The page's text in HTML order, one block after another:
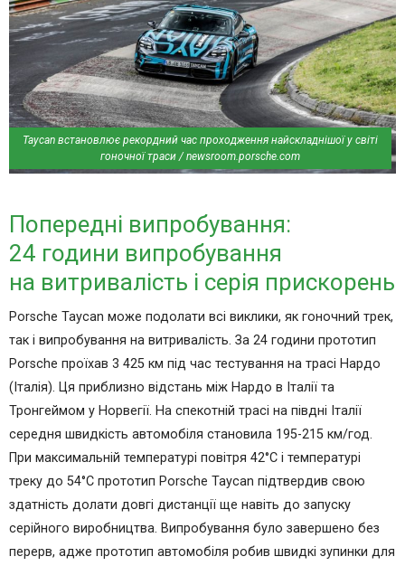
Taycan встановлює рекордний час проходження найскладнішої у світі
гоночної траси / newsroom.porsche.com
Попередні випробування:
24 години випробування
на витривалість і серія прискорень
Porsche Taycan може подолати всі виклики, як гоночний трек,
так і випробування на витривалість. За 24 години прототип
Porsche проїхав 3 425 км під час тестування на трасі Нардо
(Італія). Ця приблизно відстань між Нардо в Італії та
Тронгеймом у Норвегії. На спекотній трасі на півдні Італії
середня швидкість автомобіля становила 195-215 км/год.
При максимальній температурі повітря 42°С і температурі
треку до 54°С прототип Porsche Taycan підтвердив свою
здатність долати довгі дистанції ще навіть до запуску
серійного виробництва. Випробування було завершено без
перерв, адже прототип автомобіля робив швидкі зупинки для